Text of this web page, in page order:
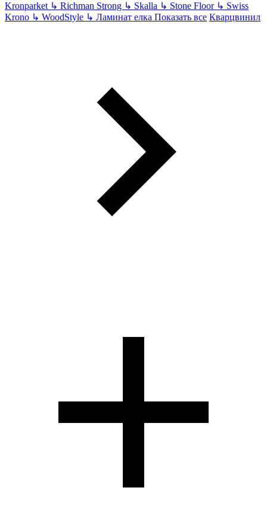
Kronparket ↳ Richman Strong ↳ Skalla ↳ Stone Floor ↳ Swiss
Krono ↳ WoodStyle ↳ Ламинат елка Показать все Кварцвинил